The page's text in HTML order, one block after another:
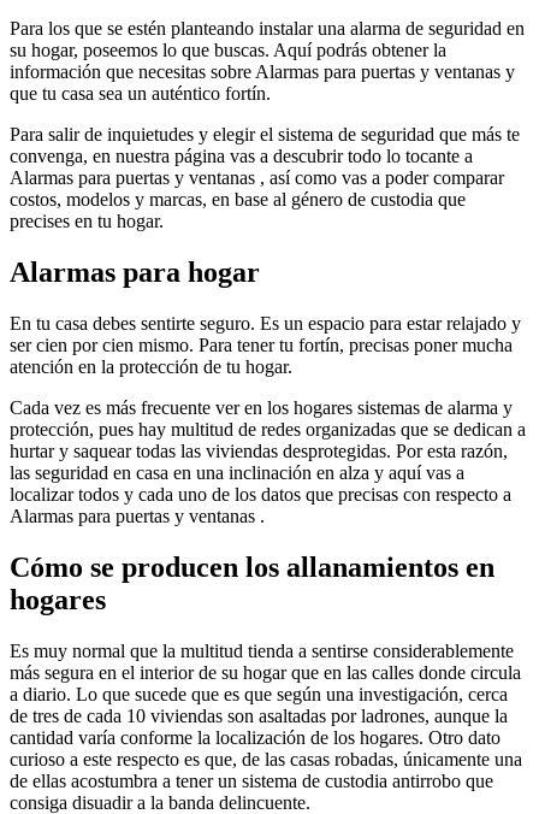
Para los que se estén planteando instalar una alarma de seguridad en
su hogar, poseemos lo que buscas. Aquí podrás obtener la
información que necesitas sobre Alarmas para puertas y ventanas y
que tu casa sea un auténtico fortín.
Para salir de inquietudes y elegir el sistema de seguridad que más te
convenga, en nuestra página vas a descubrir todo lo tocante a
Alarmas para puertas y ventanas , así como vas a poder comparar
costos, modelos y marcas, en base al género de custodia que
precises en tu hogar.
Alarmas para hogar
En tu casa debes sentirte seguro. Es un espacio para estar relajado y
ser cien por cien mismo. Para tener tu fortín, precisas poner mucha
atención en la protección de tu hogar.
Cada vez es más frecuente ver en los hogares sistemas de alarma y
protección, pues hay multitud de redes organizadas que se dedican a
hurtar y saquear todas las viviendas desprotegidas. Por esta razón,
las seguridad en casa en una inclinación en alza y aquí vas a
localizar todos y cada uno de los datos que precisas con respecto a
Alarmas para puertas y ventanas .
Cómo se producen los allanamientos en
hogares
Es muy normal que la multitud tienda a sentirse considerablemente
más segura en el interior de su hogar que en las calles donde circula
a diario. Lo que sucede que es que según una investigación, cerca
de tres de cada 10 viviendas son asaltadas por ladrones, aunque la
cantidad varía conforme la localización de los hogares. Otro dato
curioso a este respecto es que, de las casas robadas, únicamente una
de ellas acostumbra a tener un sistema de custodia antirrobo que
consiga disuadir a la banda delincuente.